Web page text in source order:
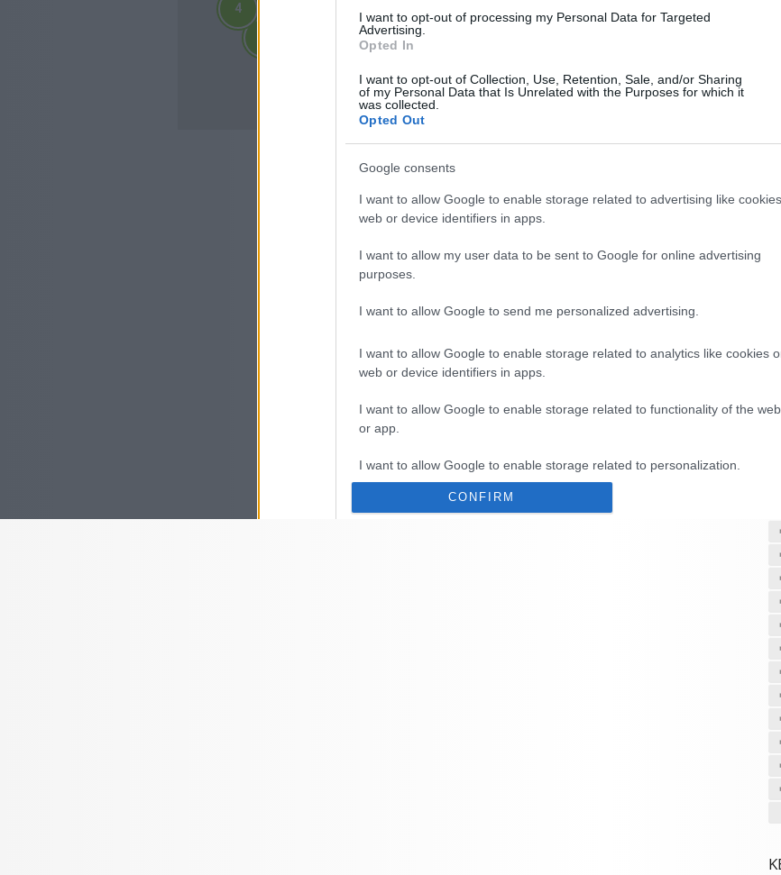
I want to opt-out of processing my Personal Data for Targeted
Advertising.
Opted In
I want to opt-out of Collection, Use, Retention, Sale, and/or Sharing
of my Personal Data that Is Unrelated with the Purposes for which it
was collected.
Opted Out
Google consents
I want to allow Google to enable storage related to advertising like
web or device identifiers in apps.
I want to allow my user data to be sent to Google for online advertising
purposes.
I want to allow Google to send me personalized advertising.
I want to allow Google to enable storage related to analytics like cookies
web or device identifiers in apps.
I want to allow Google to enable storage related to functionality of the
or app.
I want to allow Google to enable storage related to personalization.
authentication functionality and fraud prevention, and other user
CONFIRM
10
2
3
4 2
10
2
4